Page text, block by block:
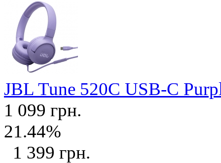
JBL Tune 520C USB-C
1 099 грн.
21.44%
1 399 грн.